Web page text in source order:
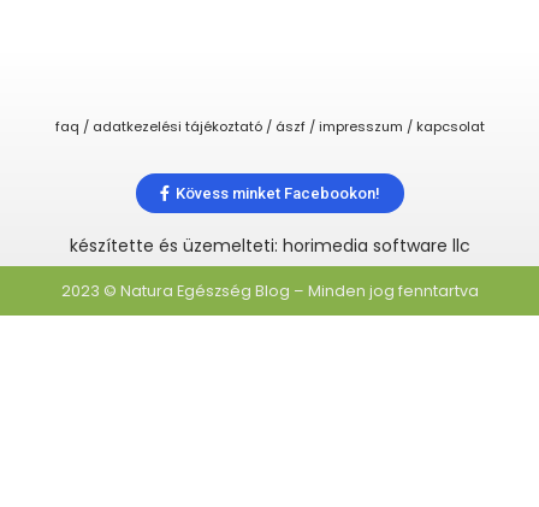
faq / adatkezelési tájékoztató / ászf / impresszum / kapcsolat
Kövess minket Facebookon!
készítette és üzemelteti: horimedia software llc
2023 © Natura Egészség Blog – Minden jog fenntartva